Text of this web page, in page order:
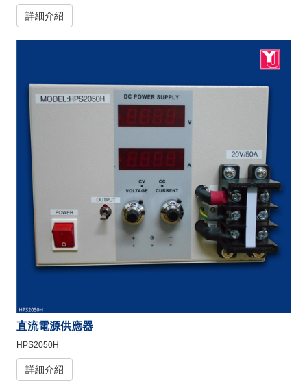
詳細介紹
直流電源供應器
HPS2050H
詳細介紹